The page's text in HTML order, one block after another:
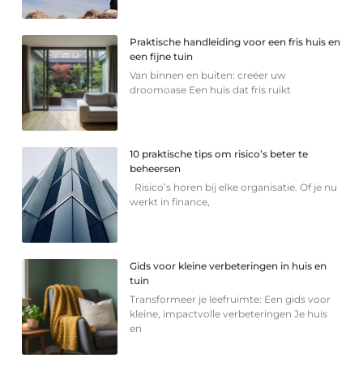
Praktische handleiding voor een fris huis en
een fijne tuin
Van binnen en buiten: creëer uw
droomoase Een huis dat fris ruikt
10 praktische tips om risico’s beter te
beheersen
Risico’s horen bij elke organisatie. Of je nu
werkt in finance,
Gids voor kleine verbeteringen in huis en
tuin
Transformeer je leefruimte: Een gids voor
kleine, impactvolle verbeteringen Je huis
en